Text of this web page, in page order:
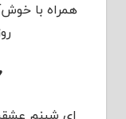
همراه با
ای شبنم